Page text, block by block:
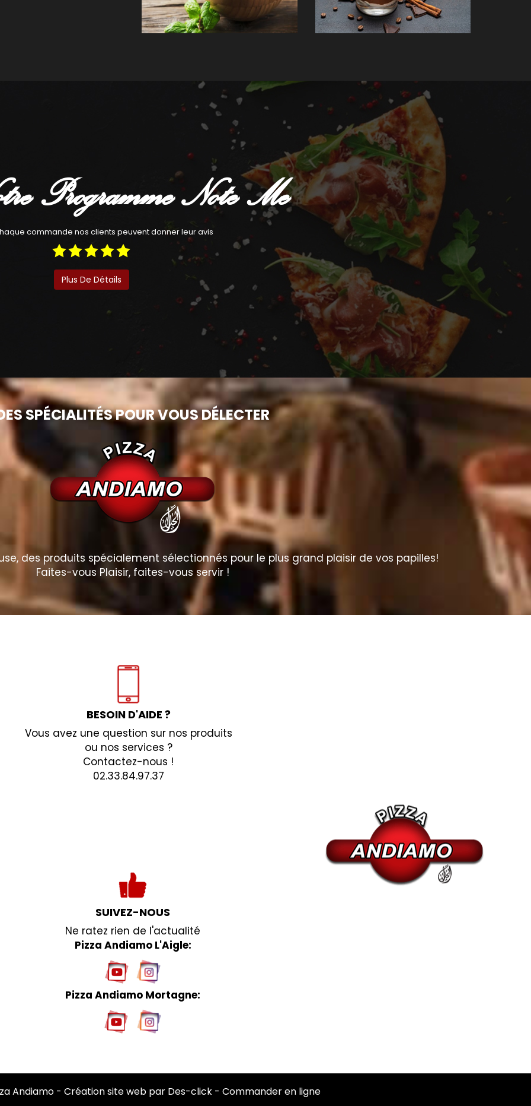
Commander
Programme Note Me
commande nos clients peuvent donner leur avis
Plus De Détails
SPÉCIALITÉS POUR VOUS DÉLECTER
des produits spécialement sélectionnés pour le plus grand plaisir de vos papilles!
Faites-vous Plaisir, faites-vous servir !
BESOIN D'AIDE ?
Vous avez une question sur nos produits
ou nos services ?
Contactez-nous !
02.33.84.97.37
SUIVEZ-NOUS
Ne ratez rien de l'actualité
Pizza Andiamo L'Aigle:
Pizza Andiamo Mortagne:
Andiamo - Création site web par Des-click - Commander en ligne